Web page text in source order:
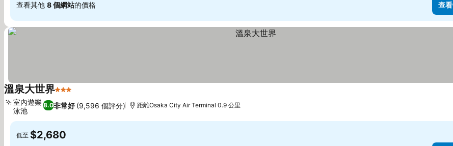
查看其他 8 個網站的價格 查
溫泉大世界3 星級
8.0非常好 (9,596 個評分)
室內遊樂
泳池
距離Osaka City Air Terminal 0.9 公里
低至 $2,680